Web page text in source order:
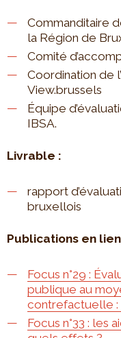
Commanditaire
la Région de
Comité
Coordination de
View.brussels
Équipe
IBSA.
Livrable :
rapport
bruxellois
Publications en
Focus n°29 :
publique au
contrefactuelle :
Focus n°33 : les